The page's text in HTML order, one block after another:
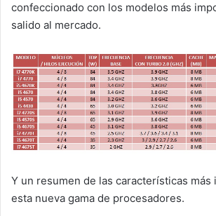
confeccionado con los modelos más
salido al mercado.
Y un resumen de las características más
esta nueva gama de procesadores.